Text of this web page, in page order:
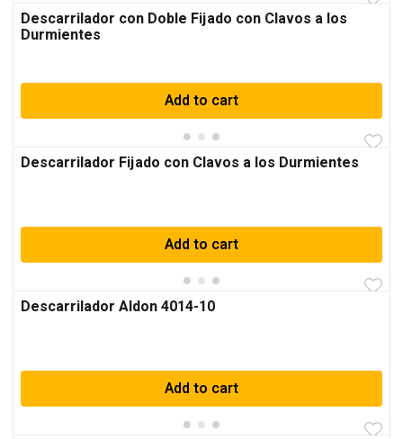
Descarrilador con Doble Fijado con Clavos a los
Durmientes
Add to cart
Descarrilador Fijado con Clavos a los Durmientes
Add to cart
Descarrilador Aldon 4014-10
Add to cart